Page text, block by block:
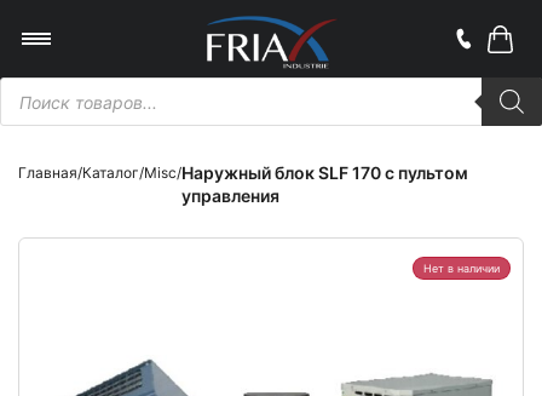
Поиск
товаров
Главная/Каталог/Misc/Наружный блок SLF 170 с пультом
управления
Нет в наличии